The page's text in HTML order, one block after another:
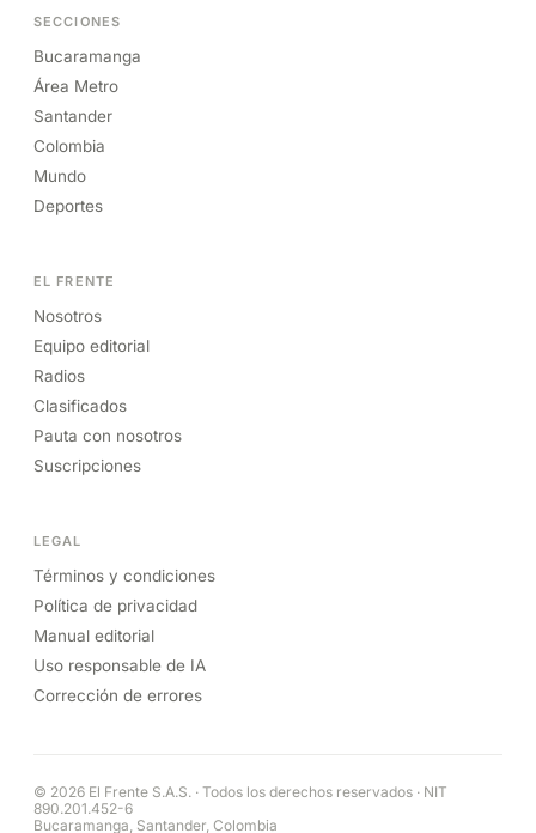
SECCIONES
Bucaramanga
Área Metro
Santander
Colombia
Mundo
Deportes
EL FRENTE
Nosotros
Equipo editorial
Radios
Clasificados
Pauta con nosotros
Suscripciones
LEGAL
Términos y condiciones
Política de privacidad
Manual editorial
Uso responsable de IA
Corrección de errores
© 2026 El Frente S.A.S. · Todos los derechos reservados · NIT
890.201.452-6
Bucaramanga, Santander, Colombia